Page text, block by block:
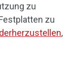
zu
zu
,